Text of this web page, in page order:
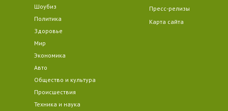
Шоубиз
Политика
Здоровье
Мир
Экономика
Авто
Общество и культура
Происшествия
Техника и наука
Пресс-релизы
Карта сайта